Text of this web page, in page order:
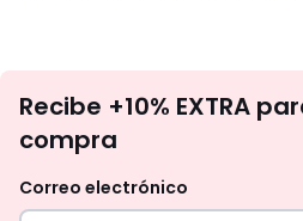
te
tu
Recibe +10% EXTRA
compra
Correo electrónico